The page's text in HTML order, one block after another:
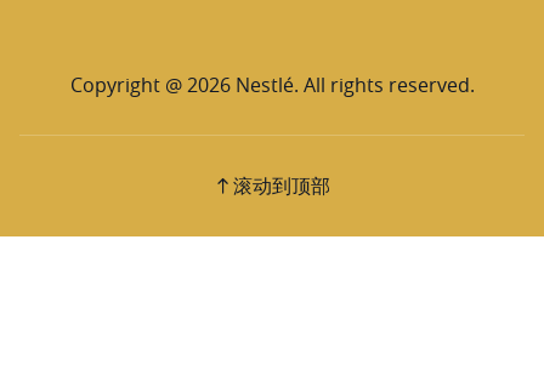
Copyright @ 2026 Nestlé. All rights reserved.
滚动到顶部